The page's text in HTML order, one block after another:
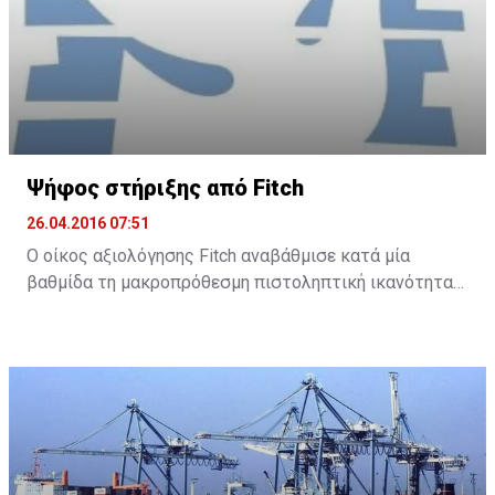
Ψήφος στήριξης από Fitch
26.04.2016 07:51
Ο οίκος αξιολόγησης Fitch αναβάθμισε κατά μία
βαθμίδα τη μακροπρόθεσμη πιστοληπτική ικανότητα
Συγκεκριμένα, ο Fitch ανακοίνωσε ότι αναβάθμισε την
Τράπεζα Κύπρου στο B- από CCC και την Ελληνική σε B
από B-.